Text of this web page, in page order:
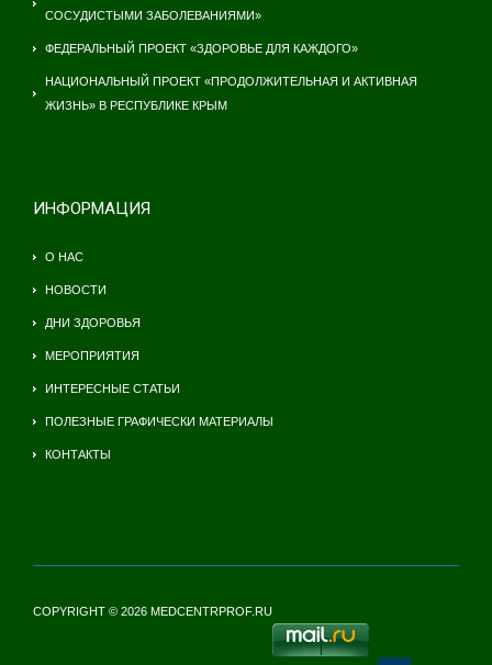
СОСУДИСТЫМИ ЗАБОЛЕВАНИЯМИ»
ФЕДЕРАЛЬНЫЙ ПРОЕКТ «ЗДОРОВЬЕ ДЛЯ КАЖДОГО»
НАЦИОНАЛЬНЫЙ ПРОЕКТ «ПРОДОЛЖИТЕЛЬНАЯ И АКТИВНАЯ
ЖИЗНЬ» В РЕСПУБЛИКЕ КРЫМ
ИНФОРМАЦИЯ
О НАС
НОВОСТИ
ДНИ ЗДОРОВЬЯ
МЕРОПРИЯТИЯ
ИНТЕРЕСНЫЕ СТАТЬИ
ПОЛЕЗНЫЕ ГРАФИЧЕСКИ МАТЕРИАЛЫ
КОНТАКТЫ
COPYRIGHT © 2026 MEDCENTRPROF.RU